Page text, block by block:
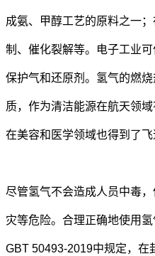
成氨、甲醇工艺的原料之一
制、催化裂解等。电子工业
保护气和还原剂。氢气的燃
质，作为清洁能源在航天领
在美容和医学领域也得到了飞
尽管氢气不会造成人员中毒
灾等危险。合理正确地使用
GBT 50493-2019中规定，在